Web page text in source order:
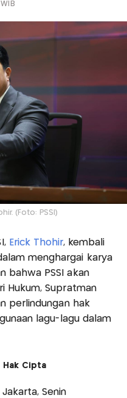
(Foto: PSSI)
Erick Thohir, kembali
menghargai karya
bahwa PSSI akan
Hukum, Supratman
perlindungan hak
lagu-lagu dalam
Hak Cipta
Senin